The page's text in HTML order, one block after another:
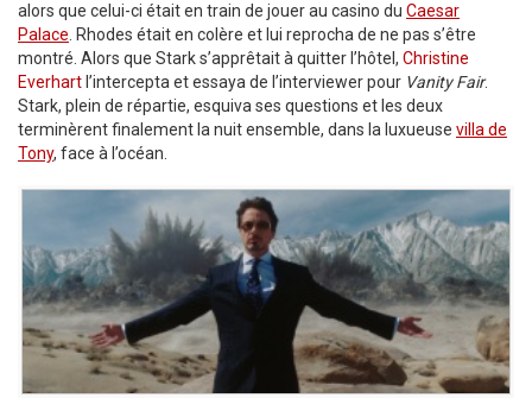
alors que celui-ci était en train de jouer au casino du Caesar
Palace. Rhodes était en colère et lui reprocha de ne pas s’être
montré. Alors que Stark s’apprêtait à quitter l’hôtel, Christine
Everhart l’intercepta et essaya de l’interviewer pour Vanity Fair.
Stark, plein de répartie, esquiva ses questions et les deux
terminèrent finalement la nuit ensemble, dans la luxueuse villa de
Tony, face à l’océan.